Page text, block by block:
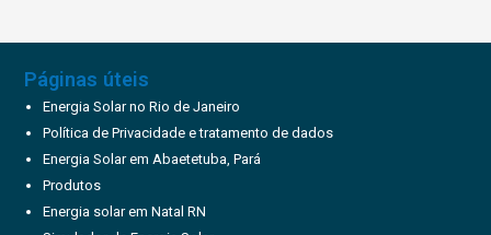
Páginas úteis
Energia Solar no Rio de Janeiro
Política de Privacidade e tratamento de dados
Energia Solar em Abaetetuba, Pará
Produtos
Energia solar em Natal RN